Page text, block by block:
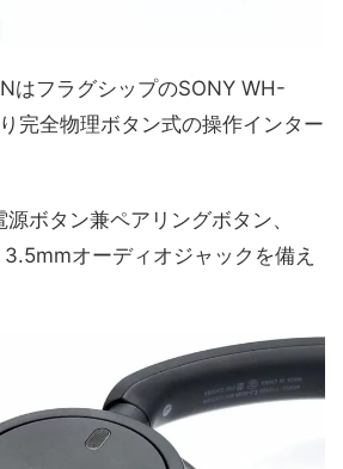
はフラグシップのSONY WH-
完全物理ボタン式の操作インター
ボタン兼ペアリングボタン、
オーディオジャックを備え